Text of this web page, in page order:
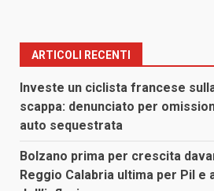
ARTICOLI RECENTI
Investe un ciclista francese
scappa: denunciato per
auto sequestrata
Bolzano prima per crescita
Reggio Calabria ultima per Pil e